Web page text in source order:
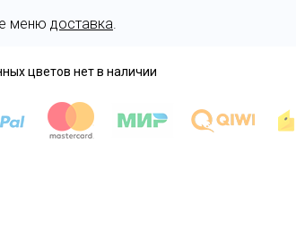
меню доставка.
цветов нет в наличии